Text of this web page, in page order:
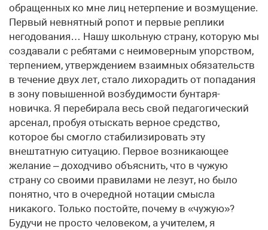
обращенных ко мне лиц нетерпение и возмущение.
Первый невнятный ропот и первые реплики
негодования… Нашу школьную страну, которую мы
создавали с ребятами с неимоверным упорством,
терпением, утверждением взаимных обязательств
в течение двух лет, стало лихорадить от попадания
в зону повышенной возбудимости бунтаря-
новичка. Я перебирала весь свой педагогический
арсенал, пробуя отыскать верное средство,
которое бы смогло стабилизировать эту
внештатную ситуацию. Первое возникающее
желание – доходчиво объяснить, что в чужую
страну со своими правилами не лезут, но было
понятно, что в очередной нотации смысла
никакого. Только постойте, почему в «чужую»?
Будучи не просто человеком, а учителем, я